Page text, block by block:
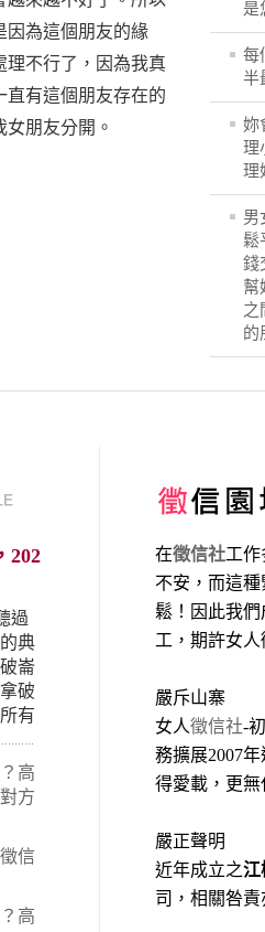
因為這個朋友的緣
理不行了，因為我真
直有這個朋友存在的
朋友分開。
是
每
半
妳
理
理
男
鬆
錢
幫
之
的
202
過
典
崙
破
有
執
來
傾
族
用
男
高
方
信
高
在徵信社工
不安，而這
鬆！因此我
工，期許女
嚴斥山寨
女人徵信社-
務擴展2007
得愛載，更無
嚴正聲明
近年成立之江
司，相關咎責